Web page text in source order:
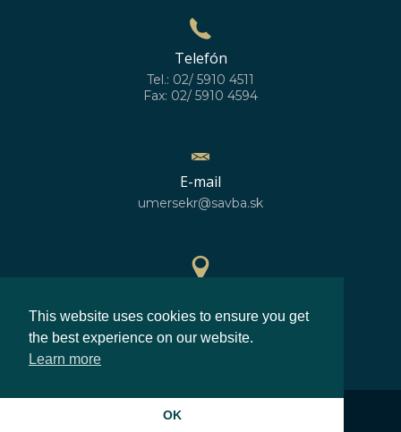
Telefón
Tel.: 02/ 5910 4511
Fax: 02/ 5910 4594
E-mail
umersekr@savba.sk
48°10'10''N
17°04'06''E
Ústav merania SAV, v.v.i.
This website uses cookies to ensure you get
the best experience on our website.
Learn more
OK